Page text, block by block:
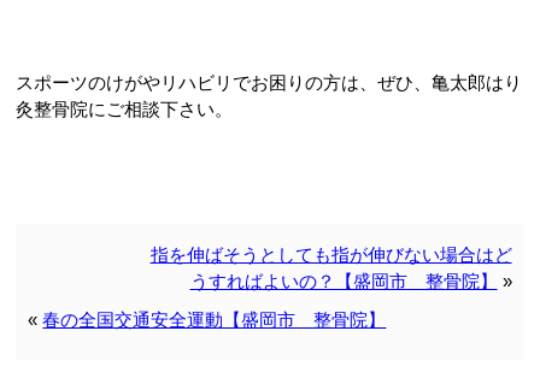
スポーツのけがやリハビリでお困りの方は、ぜひ、亀太郎はり
灸整骨院にご相談下さい。
指を伸ばそうとしても指が伸びない場合はど
うすればよいの？【盛岡市 整骨院】
»
«春の全国交通安全運動【盛岡市 整骨院】